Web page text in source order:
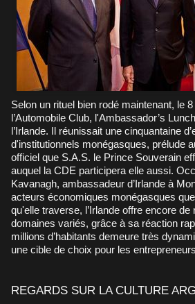
Selon un rituel bien rodé maintenant, le 8 février avait lieu à
l’Automobile Club, l'Ambassador’s
l’Irlande. Il réunissait une cinquantaine
d'institutionnels monégasques, prélude
officiel que S.A.S. le Prince Souverain
auquel la CDE participera elle aussi.
Kavanagh, ambassadeur d’Irlande à
acteurs économiques monégasques
qu'elle traverse, l’Irlande offre encore
domaines variés, grâce à sa réaction
millions d’habitants demeure très
une cible de choix pour les
REGARDS SUR LA CULTURE